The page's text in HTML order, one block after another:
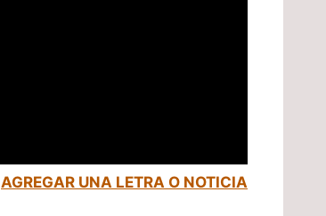
AGREGAR UNA LETRA O NOTICIA